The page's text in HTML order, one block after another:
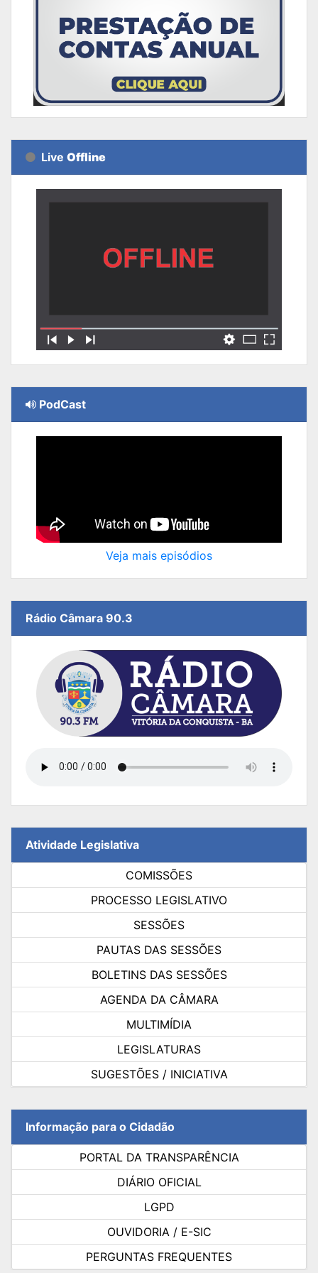
Live Offline
PodCast
Veja mais episódios
Rádio Câmara 90.3
Atividade Legislativa
COMISSÕES
PROCESSO LEGISLATIVO
SESSÕES
PAUTAS DAS SESSÕES
BOLETINS DAS SESSÕES
AGENDA DA CÂMARA
MULTIMÍDIA
LEGISLATURAS
SUGESTÕES / INICIATIVA
Informação para o Cidadão
PORTAL DA TRANSPARÊNCIA
DIÁRIO OFICIAL
LGPD
OUVIDORIA / E-SIC
PERGUNTAS FREQUENTES